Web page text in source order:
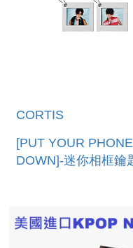
CORTIS
[PUT YOUR PHONE
DOWN]-迷你相框鑰